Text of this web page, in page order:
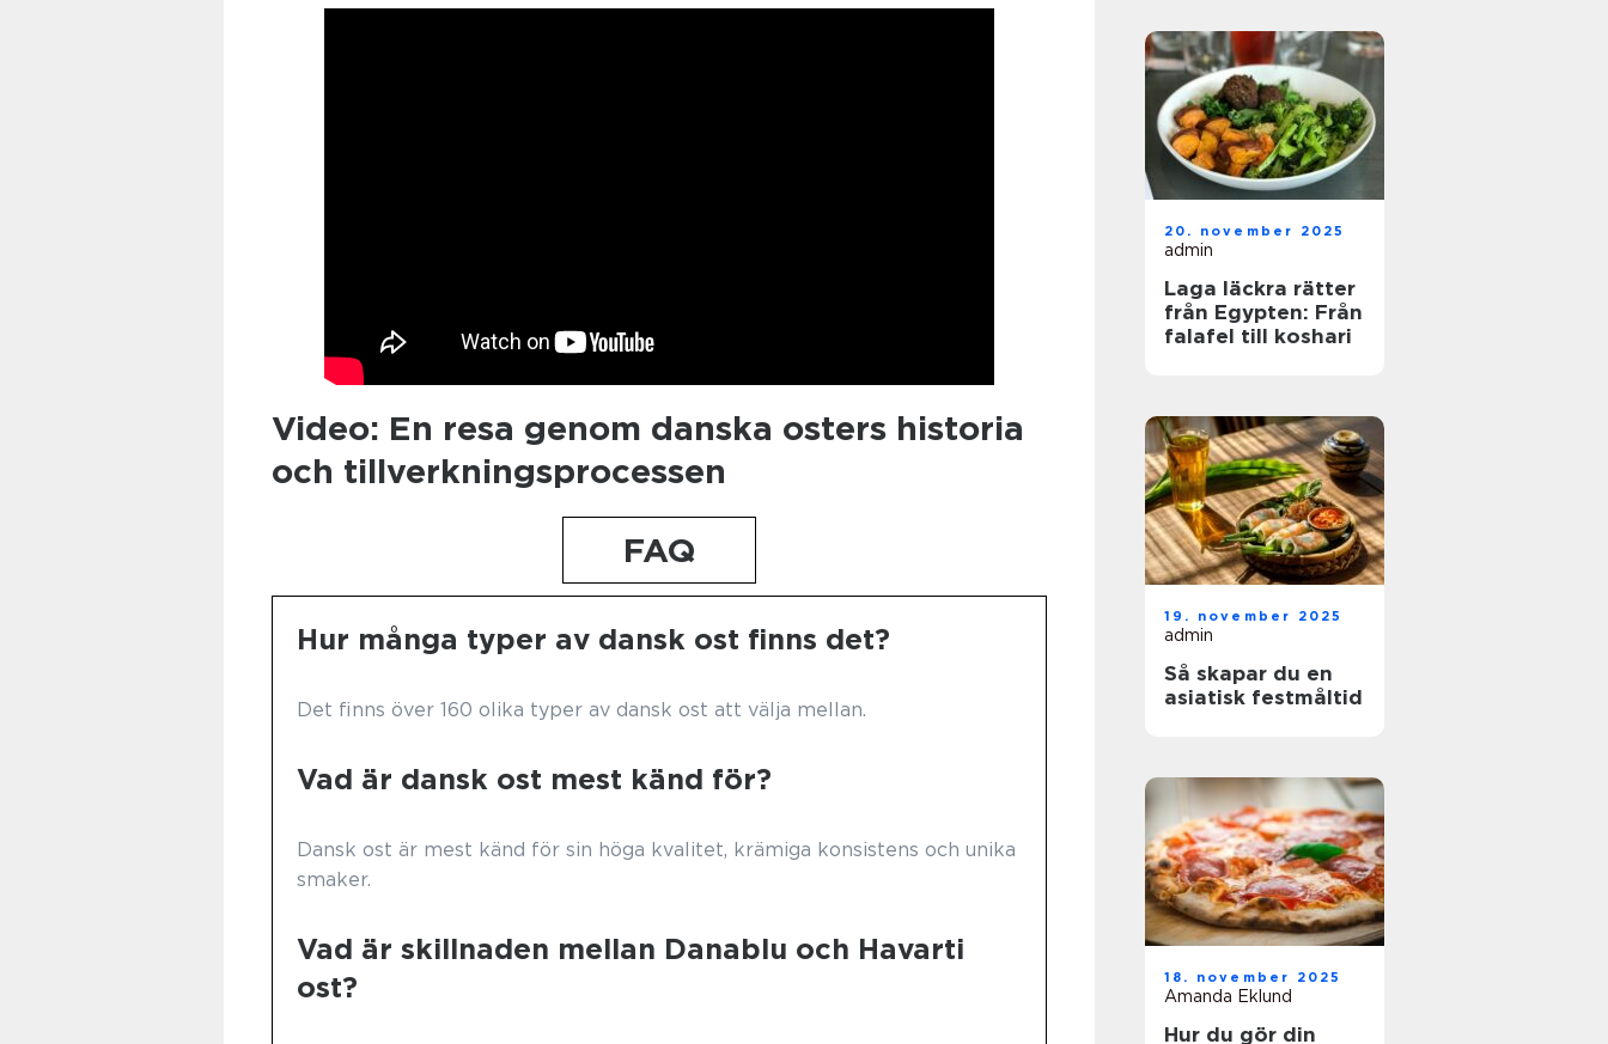
Video: En resa genom danska osters historia
och tillverkningsprocessen
FAQ
Hur många typer av dansk ost finns det?
Det finns över 160 olika typer av dansk ost att välja mellan.
Vad är dansk ost mest känd för?
Dansk ost är mest känd för sin höga kvalitet, krämiga konsistens och unika
smaker.
Vad är skillnaden mellan Danablu och Havarti
ost?
20. november 2025
admin
Laga läckra rätter
från Egypten: Från
falafel till koshari
19. november 2025
admin
Så skapar du en
asiatisk festmåltid
18. november 2025
Amanda Eklund
Hur du gör din